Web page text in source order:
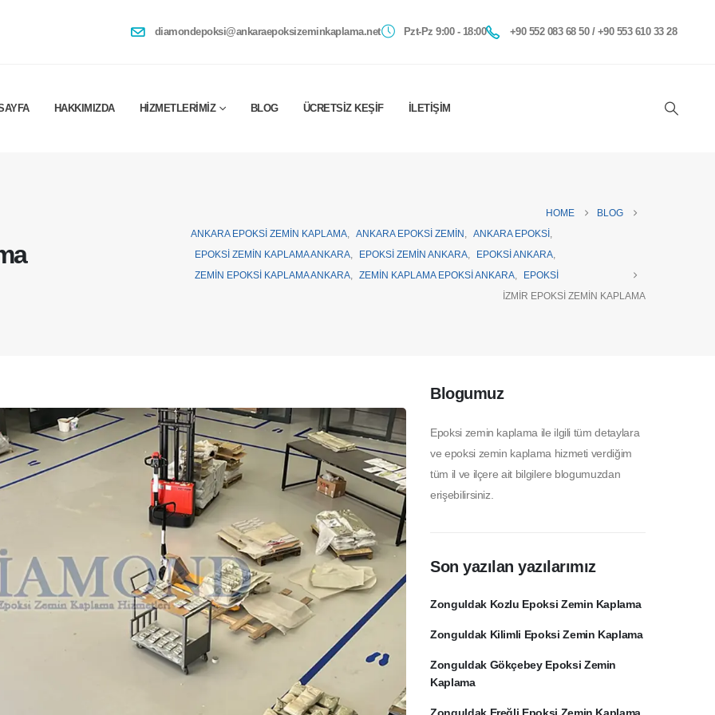
diamondepoksi@ankaraepoksizeminkaplama.net Pzt-Pz 9:00 - 18:00 +90 552 083 68 50 / +90 553 610 33 28
HAKKIMIZDA HIZMETLERIMIZ BLOG ÜCRETSIZ KEŞIF İLETIŞIM
HOME
BLOG
ANKARA EPOKSI ZEMIN KAPLAMA
ANKARA EPOKSI ZEMIN ANKARA EPOKSI
EPOKSI ZEMIN KAPLAMA ANKARA
EPOKSI ZEMIN ANKARA EPOKSI ANKARA
ZEMIN EPOKSI KAPLAMA ANKARA
ZEMIN KAPLAMA EPOKSI ANKARA
EPOKSI
İZMIR EPOKSI ZEMIN KAPLAMA
Blogumuz
Epoksi zemin kaplama ile ilgili tüm detaylara
ve epoksi zemin kaplama hizmeti verdiğim
tüm il ve ilçere ait bilgilere blogumuzdan
erişebilirsiniz.
Son yazılan yazılarımız
Zonguldak Kozlu Epoksi Zemin Kaplama
Zonguldak Kilimli Epoksi Zemin Kaplama
Zonguldak Gökçebey Epoksi Zemin
Kaplama